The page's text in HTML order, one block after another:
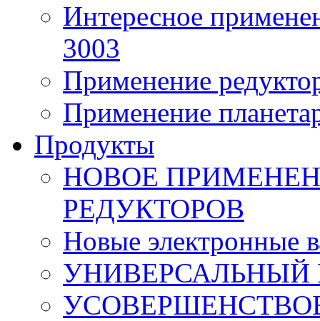
Интересное
3003
Применение
Применение
Продукты
НОВОЕ
РЕДУКТОРОВ
Новые электронные
УНИВЕРСАЛЬНЫЙ